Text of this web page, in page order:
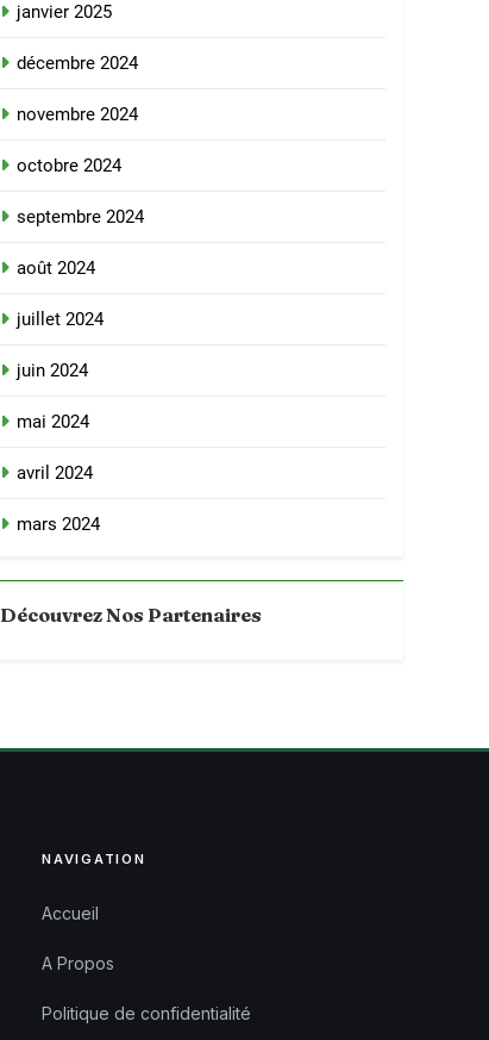
janvier 2025
décembre 2024
novembre 2024
octobre 2024
septembre 2024
août 2024
juillet 2024
juin 2024
mai 2024
avril 2024
mars 2024
Découvrez Nos Partenaires
NAVIGATION
Accueil
A Propos
Politique de confidentialité